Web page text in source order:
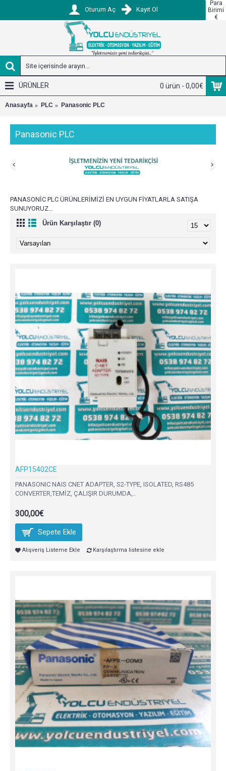
Para
Birimi
€
Oturum Aç Kayıt Ol
0 ürün - 0,00€
ÜRÜNLER
Anasayfa PLC Panasonic PLC
Panasonic PLC
PANASONİC PLC ÜRÜNLERİMİZİ EN UYGUN FİYATLARLA SATIŞA
SUNUYORUZ...
Ürün Karşılaştır (0)
AFP15402CE
PANASONIC NAIS CNET ADAPTER, S2-TYPE, ISOLATED, RS485
CONVERTER,TEMİZ, ÇALIŞIR DURUMDA,..
300,00€
Sepete Ekle
Alışveriş Listeme Ekle Karşılaştırma listesine ekle